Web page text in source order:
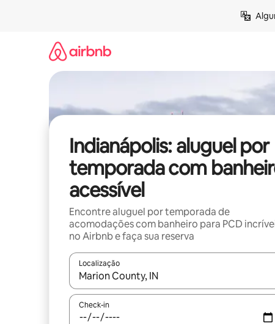
Indianápolis: aluguel por
temporada com
acessível
Encontre aluguel por temporada de
acomodações com banheiro para PCD
no Airbnb e faça sua reserva
Localização
Quando os resultados estiverem disponíveis,
Check-in